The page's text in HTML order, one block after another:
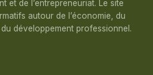
et de l’entrepreneuriat. Le site
autour de l’économie, du
développement professionnel.